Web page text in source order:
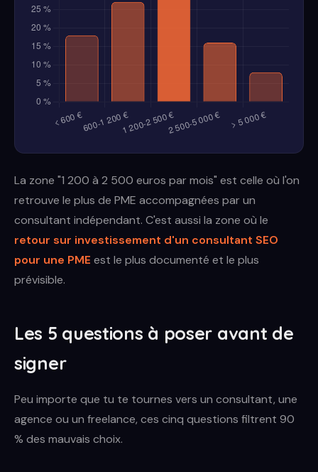
La zone "1 200 à 2 500 euros par mois" est celle où l'on
retrouve le plus de PME accompagnées par un
consultant indépendant. C'est aussi la zone où le
retour sur investissement d'un consultant SEO
pour une PME est le plus documenté et le plus
prévisible.
Les 5 questions à poser avant de
signer
Peu importe que tu te tournes vers un consultant, une
agence ou un freelance, ces cinq questions filtrent 90
% des mauvais choix.